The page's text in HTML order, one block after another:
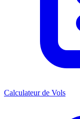
Calculateur de Vols